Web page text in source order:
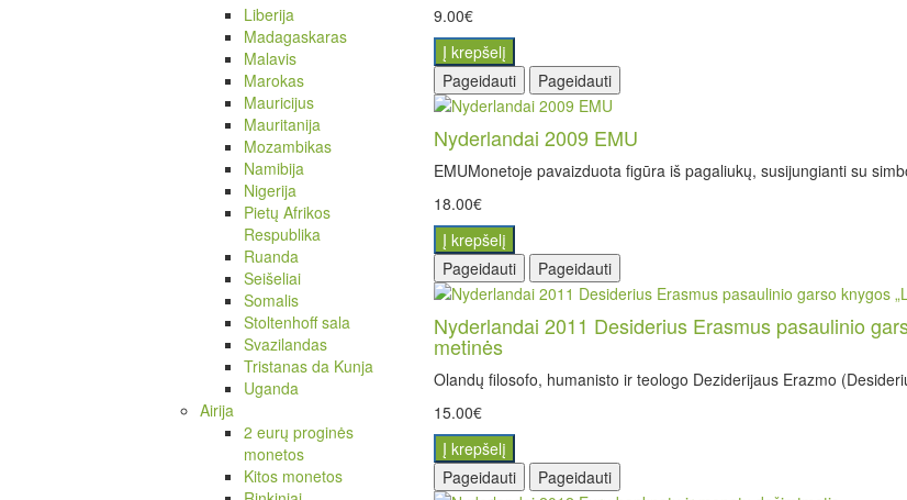
Liberija
Madagaskaras
Malavis
Marokas
Mauricijus
Mauritanija
Mozambikas
Namibija
Nigerija
Pietų Afrikos
Respublika
Ruanda
Seišeliai
Somalis
Stoltenhoff sala
Svazilandas
Tristanas da Kunja
Uganda
Airija
2 eurų proginės
monetos
Kitos monetos
9.00€
Į krepšelį
Pageidauti
Pageidauti
Nyderlandai 2009 EMU
EMUMonetoje pavaizduota figūra iš pagaliukų, susijungianti su
18.00€
Į krepšelį
Pageidauti
Pageidauti
Nyderlandai 2011 Desiderius Erasmus pasaulinio
metinės
Olandų filosofo, humanisto ir teologo Deziderijaus Erazmo
15.00€
Į krepšelį
Pageidauti
Pageidauti